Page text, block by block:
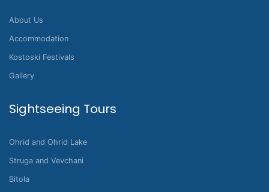
About Us
Accommodation
Kostoski Festivals
Gallery
Sightseeing Tours
Ohrid and Ohrid Lake
Struga and Vevchani
Bitola